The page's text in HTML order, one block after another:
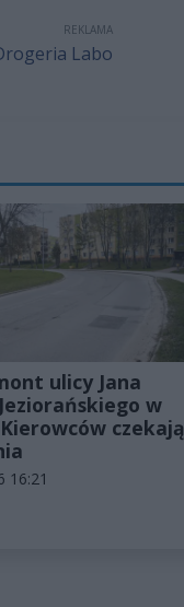
REKLAMA
ulicy Jana
w
czekają
16:21